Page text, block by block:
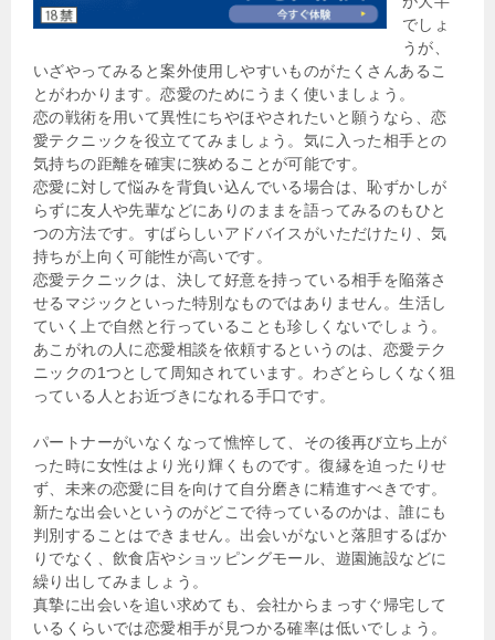
でしょ
うが、
いざやってみると案外使用しやすいものがたくさんあるこ
とがわかります。恋愛のためにうまく使いましょう。
恋の戦術を用いて異性にちやほやされたいと願うなら、恋
愛テクニックを役立ててみましょう。気に入った相手との
気持ちの距離を確実に狭めることが可能です。
恋愛に対して悩みを背負い込んでいる場合は、恥ずかしが
らずに友人や先輩などにありのままを語ってみるのもひと
つの方法です。すばらしいアドバイスがいただけたり、気
持ちが上向く可能性が高いです。
恋愛テクニックは、決して好意を持っている相手を陥落さ
せるマジックといった特別なものではありません。生活し
ていく上で自然と行っていることも珍しくないでしょう。
あこがれの人に恋愛相談を依頼するというのは、恋愛テク
ニックの1つとして周知されています。わざとらしくなく狙
っている人とお近づきになれる手口です。
パートナーがいなくなって憔悴して、その後再び立ち上が
った時に女性はより光り輝くものです。復縁を迫ったりせ
ず、未来の恋愛に目を向けて自分磨きに精進すべきです。
新たな出会いというのがどこで待っているのかは、誰にも
判別することはできません。出会いがないと落胆するばか
りでなく、飲食店やショッピングモール、遊園施設などに
繰り出してみましょう。
真摯に出会いを追い求めても、会社からまっすぐ帰宅して
いるくらいでは恋愛相手が見つかる確率は低いでしょう。